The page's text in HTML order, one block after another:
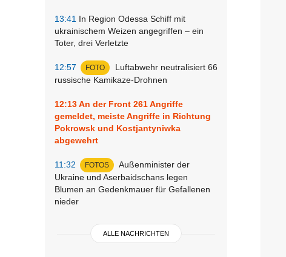
13:41 In Region Odessa Schiff mit
ukrainischem Weizen angegriffen – ein
Toter, drei Verletzte
12:57 FOTO
Luftabwehr neutralisiert 66
russische Kamikaze-Drohnen
12:13An der Front 261 Angriffe
gemeldet, meiste Angriffe in Richtung
Pokrowsk und Kostjantyniwka
abgewehrt
11:32 FOTOS
Außenminister der
Ukraine und Aserbaidschans legen
Blumen an Gedenkmauer für Gefallenen
nieder
ALLE NACHRICHTEN